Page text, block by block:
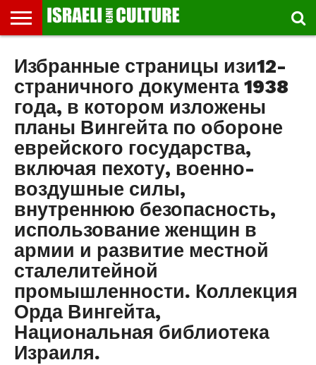
МУЗЕИ
СТРАНА
ФЕСТИВАЛЕЙ
ТЕАТР
КНИГИ.
ТЕКСТЫ
МУЗЫКА
РЕЛИГИЯ/
ИСТОРИЯ
ДВИЖЕНИЕ
ДЕТИ
ВЫХОДНОГО
МАРШРУТЫ
ПРОГУЛЬЩИКА
ВИДЕО-
РЕЧИ
ВПЕЧАТЛЕНИЯ
ВСТРЕЧИ
И
ЛЕКЦИИ
ИНТЕРВЬЮ
КИНО
TEL
AVIV
GLOBAL
Избранные страницы изи12-
страничного документа 1938
года, в котором изложены
планы Вингейта по обороне
еврейского государства,
включая пехоту, военно-
воздушные силы,
внутреннюю безопасность,
использование женщин в
армии и развитие местной
сталелитейной
промышленности. Коллекция
Орда Вингейта,
Национальная библиотека
Израиля.